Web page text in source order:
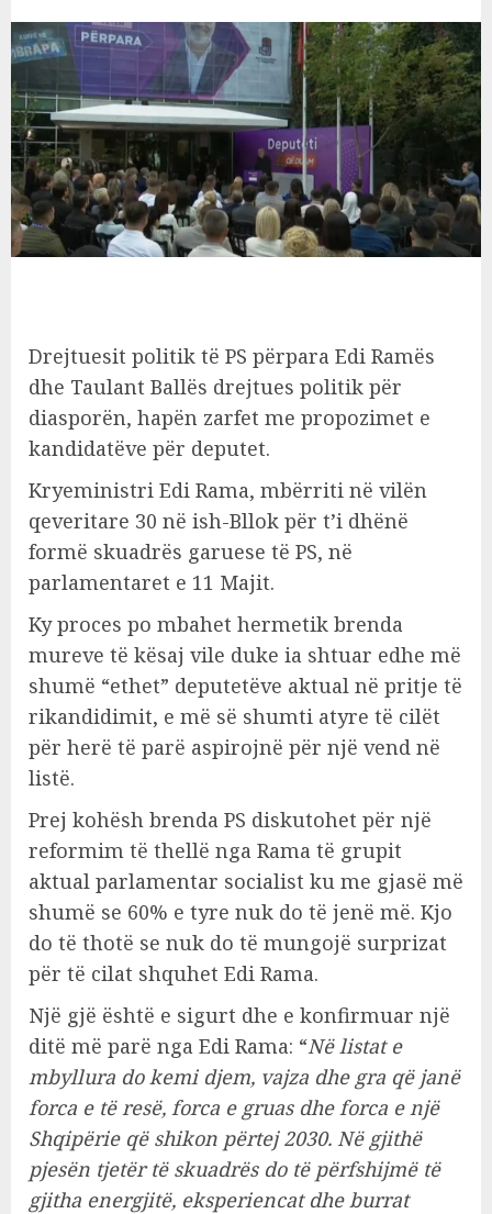
Drejtuesit politik të PS përpara Edi Ramës
dhe Taulant Ballës drejtues politik për
diasporën, hapën zarfet me propozimet e
kandidatëve për deputet.
Kryeministri Edi Rama, mbërriti në vilën
qeveritare 30 në ish-Bllok për t’i dhënë
formë skuadrës garuese të PS, në
parlamentaret e 11 Majit.
Ky proces po mbahet hermetik brenda
mureve të kësaj vile duke ia shtuar edhe më
shumë “ethet” deputetëve aktual në pritje të
rikandidimit, e më së shumti atyre të cilët
për herë të parë aspirojnë për një vend në
listë.
Prej kohësh brenda PS diskutohet për një
reformim të thellë nga Rama të grupit
aktual parlamentar socialist ku me gjasë më
shumë se 60% e tyre nuk do të jenë më. Kjo
do të thotë se nuk do të mungojë surprizat
për të cilat shquhet Edi Rama.
Një gjë është e sigurt dhe e konfirmuar një
ditë më parë nga Edi Rama: “Në listat e
mbyllura do kemi djem, vajza dhe gra që janë
forca e të resë, forca e gruas dhe forca e një
Shqipërie që shikon përtej 2030. Në gjithë
pjesën tjetër të skuadrës do të përfshijmë të
gjitha energjitë, eksperiencat dhe burrat